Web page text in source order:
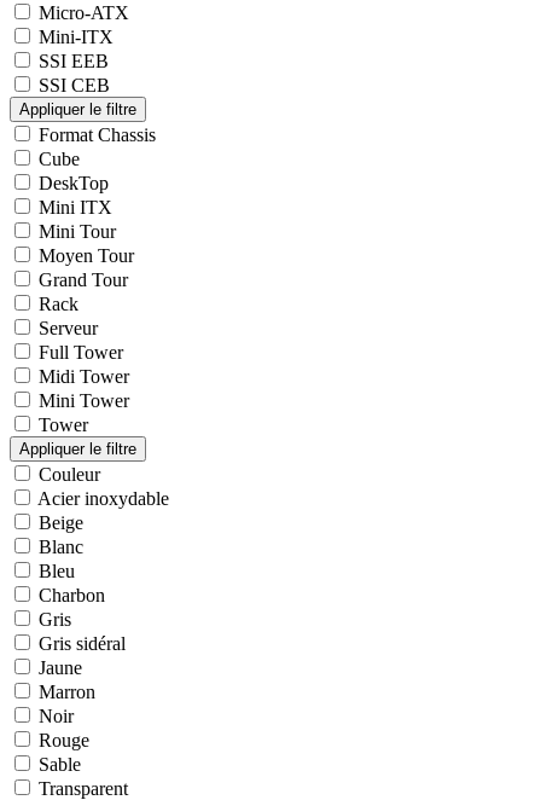
Micro-ATX
Mini-ITX
SSI EEB
SSI CEB
Format Chassis
Cube
DeskTop
Mini ITX
Mini Tour
Moyen Tour
Grand Tour
Rack
Serveur
Full Tower
Midi Tower
Mini Tower
Tower
Couleur
Acier inoxydable
Beige
Blanc
Bleu
Charbon
Gris
Gris sidéral
Jaune
Marron
Noir
Rouge
Sable
Transparent